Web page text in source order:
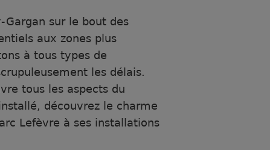
sur le bout des
aux zones plus
à tous types de
les délais.
tous les aspects du
découvrez le charme
Lefèvre à ses installations